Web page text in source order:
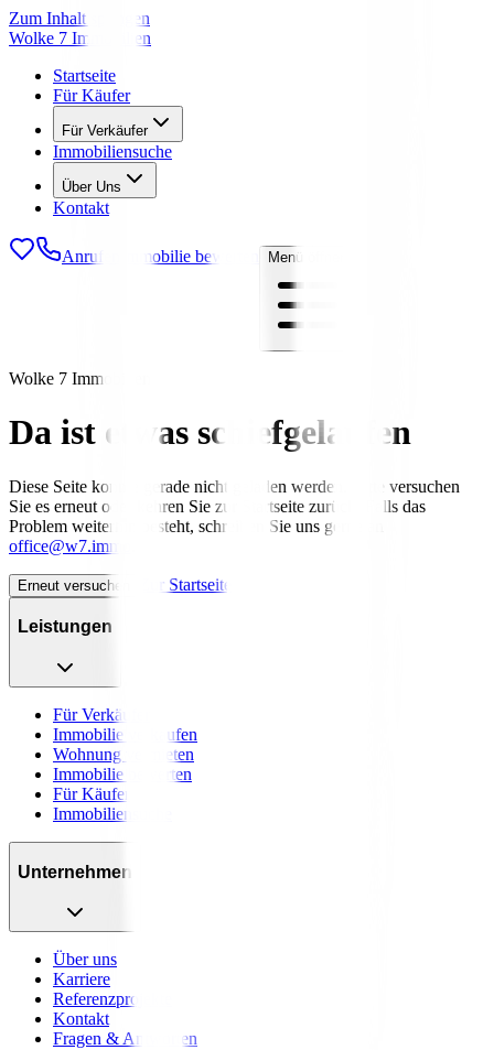
Zum Inhalt springen
Wolke 7 Immobilien
Startseite
Für Käufer
Für Verkäufer
Immobiliensuche
Über Uns
Kontakt
Anrufen Immobilie bewerten Menü öffnen
Wolke 7 Immobilien
Da ist etwas schiefgelaufen
Diese Seite konnte gerade nicht geladen werden. Bitte versuchen
Sie es erneut oder kehren Sie zur Startseite zurück. Falls das
Problem weiterhin besteht, schreiben Sie uns gerne an
office@w7.immo
Erneut versuchen Zur Startseite
Leistungen
Für Verkäufer
Immobilie verkaufen
Wohnung vermieten
Immobilie bewerten
Für Käufer
Immobiliensuche
Unternehmen
Über uns
Karriere
Referenzprojekte
Kontakt
Fragen & Antworten